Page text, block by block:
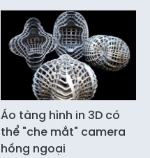
Áo tàng hình in 3D có
thể "che mắt" camera
hồng ngoại